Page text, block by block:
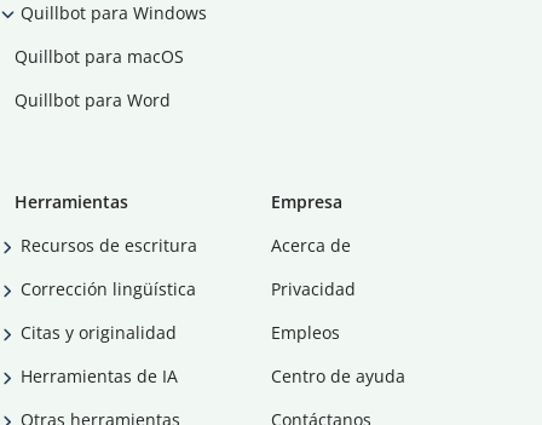
Quillbot para Windows
Quillbot para macOS
Quillbot para Word
Herramientas
Recursos de escritura
Corrección lingüística
Citas y originalidad
Herramientas de IA
Otras herramientas
Empresa
Acerca de
Privacidad
Empleos
Centro de ayuda
Contáctanos